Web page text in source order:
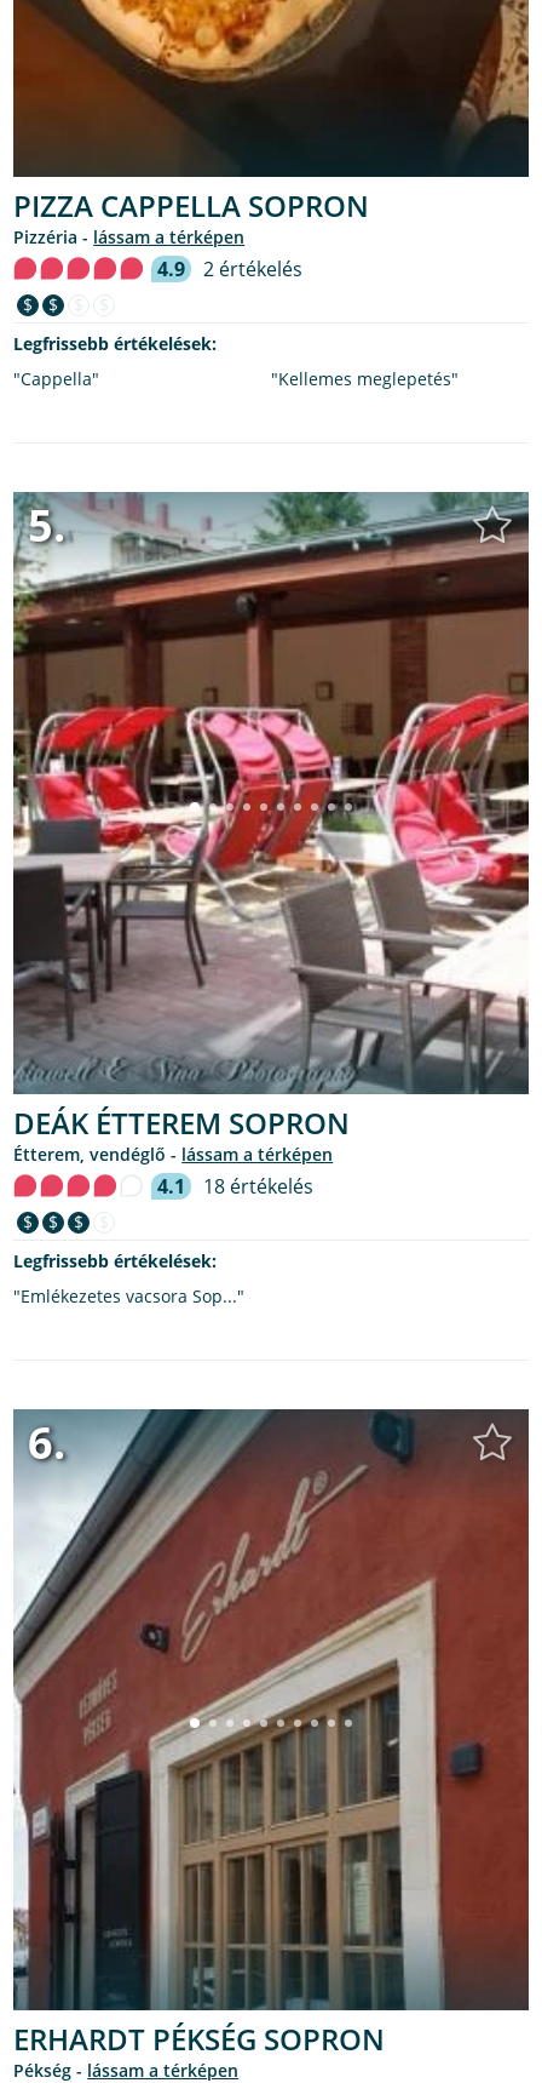
PIZZA CAPPELLA SOPRON
pizzéria - lássam a térképen
4.9 2 értékelés
$ $
Legfrissebb értékelések:
"Cappella"
"Kellemes meglepetés"
5.
DEÁK ÉTTEREM SOPRON
étterem, vendéglő - lássam a térképen
4.1 18 értékelés
$ $ $
Legfrissebb értékelések:
"Emlékezetes vacsora Sop..."
6.
ERHARDT PÉKSÉG SOPRON
pékség - lássam a térképen